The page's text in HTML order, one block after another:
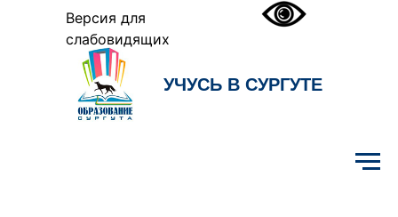
Версия для
слабовидящих
УЧУСЬ В СУРГУТЕ